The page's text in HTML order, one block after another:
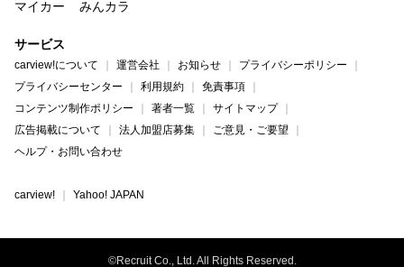
マイカー
みんカラ
サービス
carview!について 運営会社 お知らせ
プライバシーポリシー
プライバシーセンター
利用規約
免責事項
コンテンツ制作ポリシー
著者一覧
サイトマップ
広告掲載について
法人加盟店募集
ご意見・ご要望
ヘルプ・お問い合わせ
carview! Yahoo! JAPAN
©Recruit Co., Ltd. All Rights Reserved.